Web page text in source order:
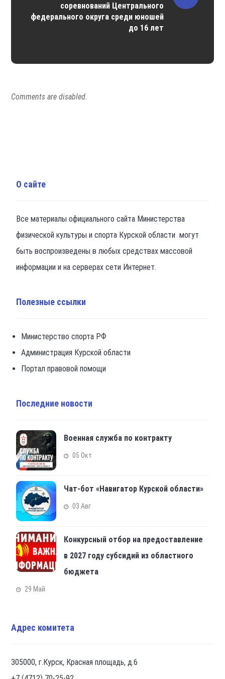
соревнований Центрального
федерального округа среди юношей
до 16 лет
Comments are disabled.
О сайте
Все материалы официального сайта Министерства
физической культуры и спорта Курской области могут
быть воспроизведены в любых средствах массовой
информации и на серверах сети Интернет.
Полезные ссылки
Министерство спорта РФ
Администрация Курской области
Портал правовой помощи
Последние новости
Военная служба по контракту
05 Окт
Чат-бот «Навигатор Курской области»
03 Авг
Конкурсный отбор на предоставление
в 2027 году субсидий из областного
бюджета
29 Май
Адрес комитета
305000, г.Курск, Красная площадь, д.6